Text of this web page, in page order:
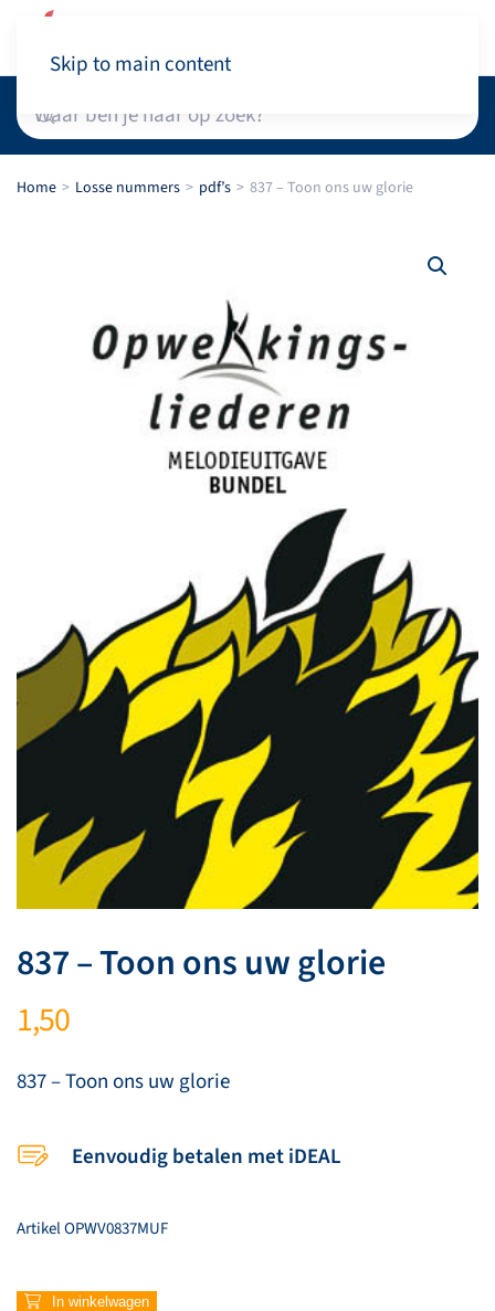
Skip to main content
Home Losse nummers pdf’s 837 – Toon ons uw glorie
837 – Toon ons uw glorie
1,50
837 – Toon ons uw glorie
Eenvoudig betalen met iDEAL
ArtikelOPWV0837MUF
837
In winkelwagen